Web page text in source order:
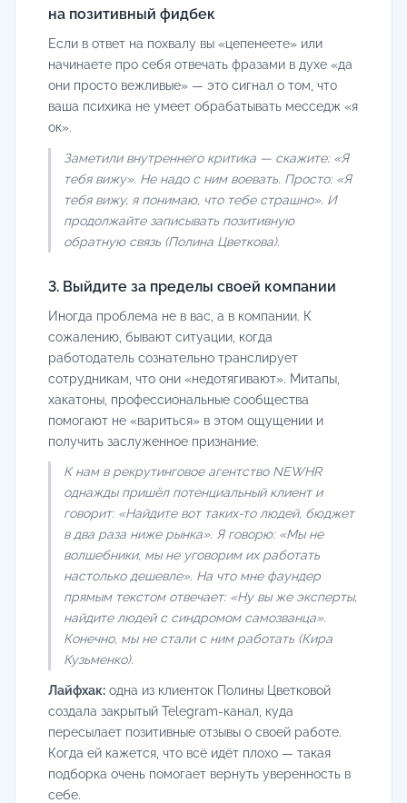
на позитивный фидбек
Если в ответ на похвалу вы «цепенеете» или
начинаете про себя отвечать фразами в духе «да
они просто вежливые» — это сигнал о том, что
ваша психика не умеет обрабатывать месседж «я
ок».
Заметили внутреннего критика — скажите: «Я
тебя вижу». Не надо с ним воевать. Просто: «Я
тебя вижу, я понимаю, что тебе страшно». И
продолжайте записывать позитивную
обратную связь (Полина Цветкова).
3. Выйдите за пределы своей компании
Иногда проблема не в вас, а в компании. К
сожалению, бывают ситуации, когда
работодатель сознательно транслирует
сотрудникам, что они «недотягивают». Митапы,
хакатоны, профессиональные сообщества
помогают не «вариться» в этом ощущении и
получить заслуженное признание.
К нам в рекрутинговое агентство NEWHR
однажды пришёл потенциальный клиент и
говорит: «Найдите вот таких-то людей, бюджет
в два раза ниже рынка». Я говорю: «Мы не
волшебники, мы не уговорим их работать
настолько дешевле». На что мне фаундер
прямым текстом отвечает: «Ну вы же эксперты,
найдите людей с синдромом самозванца».
Конечно, мы не стали с ним работать (Кира
Кузьменко).
Лайфхак: одна из клиенток Полины Цветковой
создала закрытый Telegram-канал, куда
пересылает позитивные отзывы о своей работе.
Когда ей кажется, что всё идёт плохо — такая
подборка очень помогает вернуть уверенность в
себе.